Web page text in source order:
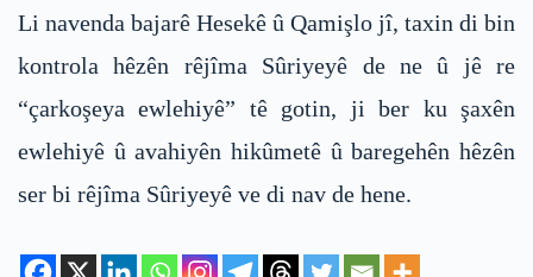
Li navenda bajarê Hesekê û Qamişlo jî, taxin di bin
kontrola hêzên rêjîma Sûriyeyê de ne û jê re
“çarkoşeya ewlehiyê” tê gotin, ji ber ku şaxên
ewlehiyê û avahiyên hikûmetê û baregehên hêzên
ser bi rêjîma Sûriyeyê ve di nav de hene.